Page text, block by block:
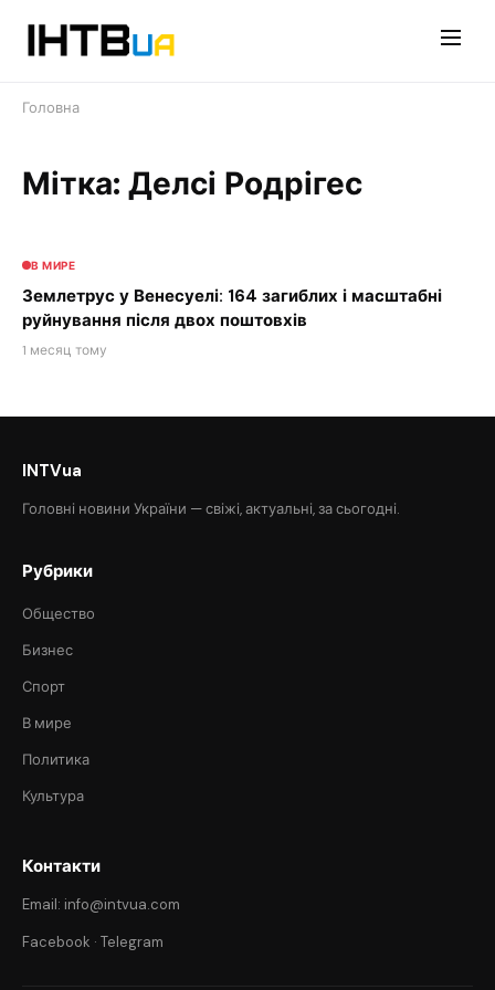
Головна
Мітка: Делсі Родрігес
В МИРЕ
Землетрус у Венесуелі: 164 загиблих і масштабні
руйнування після двох поштовхів
1 месяц тому
INTVua
Головні новини України — свіжі, актуальні, за сьогодні.
Рубрики
Общество
Бизнес
Спорт
В мире
Политика
Культура
Контакти
Email: info@intvua.com
Facebook · Telegram